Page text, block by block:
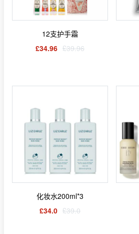
12支护手霜
£34.96 £39.96
化妆水200ml*3
£34.0 £39.0